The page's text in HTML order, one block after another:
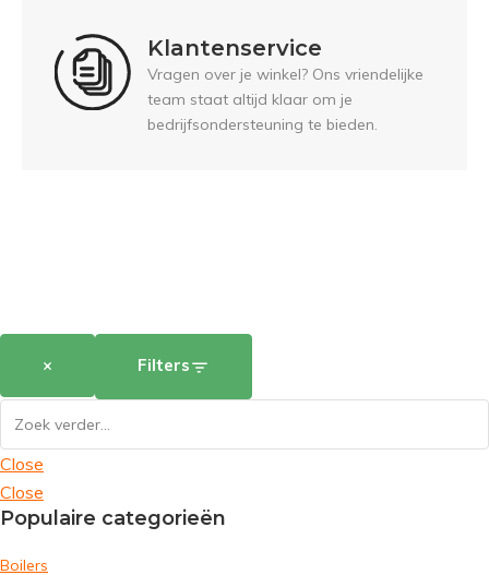
Klantenservice
Vragen over je winkel? Ons vriendelijke
team staat altijd klaar om je
bedrijfsondersteuning te bieden.
× Filters
Close
Close
Populaire categorieën
Boilers